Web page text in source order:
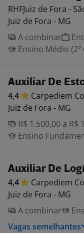
RHFJuiz de Fora -
Juiz de Fora - MG
A combinar
Ensino Médio (2º
Auxiliar De
4,4 Carpediem
Juiz de Fora - MG
R$ 1.500,00 a R$
Ensino
Auxiliar De
4,4 Carpediem
Juiz de Fora - MG
A combinar
Vagas semelhantes